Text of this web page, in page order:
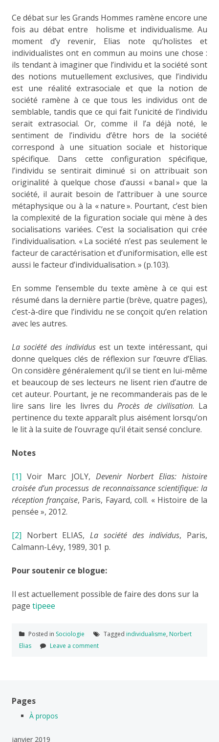
Ce débat sur les Grands Hommes ramène encore une
fois au débat entre holisme et individualisme. Au
moment d’y revenir, Elias note qu’holistes et
individualistes ont en commun au moins une chose :
ils tendant à imaginer que l’individu et la société sont
des notions mutuellement exclusives, que l’individu
est une réalité extrasociale et que la notion de
société ramène à ce que tous les individus ont de
semblable, tandis que ce qui fait l’unicité de l’individu
serait extrasocial. Or, comme il l’a déjà noté, le
sentiment de l’individu d’être hors de la société
correspond à une situation sociale et historique
spécifique. Dans cette configuration spécifique,
l’individu se sentirait diminué si on attribuait son
originalité à quelque chose d’aussi « banal » que la
société, il aurait besoin de l’attribuer à une source
métaphysique ou à la « nature ». Pourtant, c’est bien
la complexité de la figuration sociale qui mène à des
socialisations variées. C’est la socialisation qui crée
l’individualisation. « La société n’est pas seulement le
facteur de caractérisation et d’uniformisation, elle est
aussi le facteur d’individualisation. » (p.103).
En somme l’ensemble du texte amène à ce qui est
résumé dans la dernière partie (brève, quatre pages),
c’est-à-dire que l’individu ne se conçoit qu’en relation
avec les autres.
La société des individusest un texte intéressant, qui
donne quelques clés de réflexion sur l’œuvre d’Elias.
On considère généralement qu’il se tient en lui-même
et beaucoup de ses lecteurs ne lisent rien d’autre de
cet auteur. Pourtant, je ne recommanderais pas de le
lire sans lire les livres duProcès de civilisation. La
pertinence du texte apparaît plus aisément lorsqu’on
le lit à la suite de l’ouvrage qu’il était sensé conclure.
Notes
[1] Voir Marc JOLY, Devenir Norbert Elias: histoire
croisée d’un processus de reconnaissance scientifique: la
réception française, Paris, Fayard, coll. « Histoire de la
pensée », 2012.
[2] Norbert ELIAS,La société des individus, Paris,
Calmann-Lévy, 1989, 301 p.
Pour soutenir ce blogue:
Il est actuellement possible de faire des dons sur la
page tipeee
Posted in Sociologie Tagged individualisme, Norbert
Elias
Leave a comment
Pages
À propos
janvier 2019